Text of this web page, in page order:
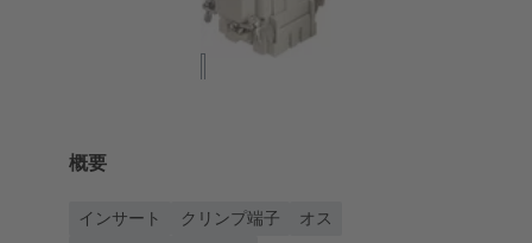
概要
インサート クリンプ端子
オス